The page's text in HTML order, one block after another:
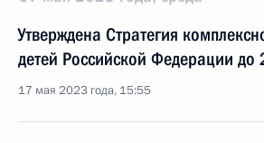
Утверждена Стратегия
детей Российской Федерации до
17 мая 2023 года, 15:55